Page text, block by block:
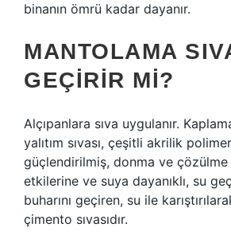
binanın ömrü kadar dayanır.
MANTOLAMA
GEÇIRIR MI?
Alçıpanlara sıva uygulanır. Kaplama
yalıtım sıvası, çeşitli akrilik
güçlendirilmiş, donma ve
etkilerine ve suya dayanıklı, su
buharını geçiren, su ile
çimento sıvasıdır.